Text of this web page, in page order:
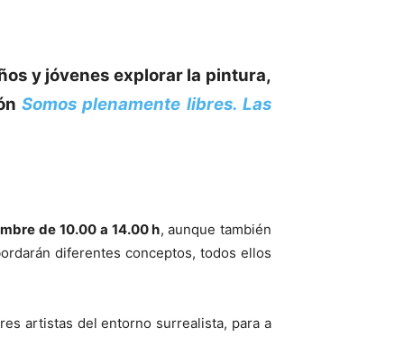
y jóvenes explorar la pintura,
Somos plenamente libres. Las
de 10.00 a 14.00 h, aunque también
diferentes conceptos, todos ellos
artistas del entorno surrealista, para a